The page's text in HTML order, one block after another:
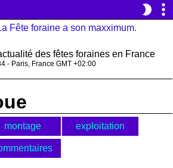
brightness_2 more_vert
des fêtes foraines en France
- Paris, France GMT +02:00
montage exploitation